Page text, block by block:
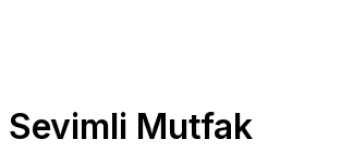
Sevimli Mutfak